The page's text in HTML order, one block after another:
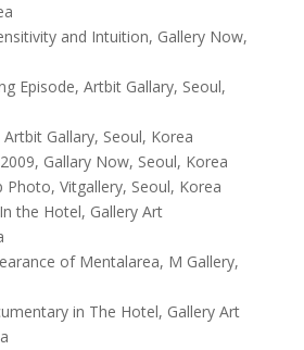
and Intuition, Gallery Now,
Artbit Gallary, Seoul,
Gallary, Seoul, Korea
Gallary Now, Seoul, Korea
Vitgallery, Seoul, Korea
Hotel, Gallery Art
of Mentalarea, M Gallery,
in The Hotel, Gallery Art